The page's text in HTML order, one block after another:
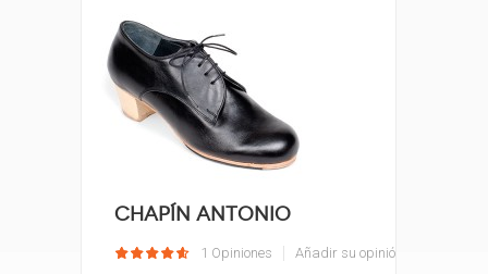
Chapín Antonio
1 Opiniones Añadir su opinión